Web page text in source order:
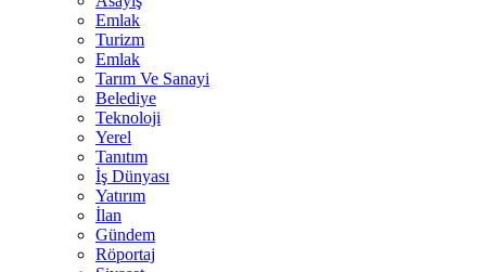
Emlak
Turizm
Emlak
Tarım Ve Sanayi
Belediye
Teknoloji
Yerel
Tanıtım
İş Dünyası
Yatırım
İlan
Gündem
Röportaj